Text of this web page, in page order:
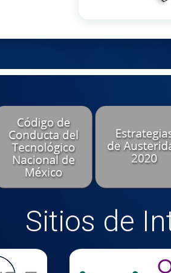
Sitios de